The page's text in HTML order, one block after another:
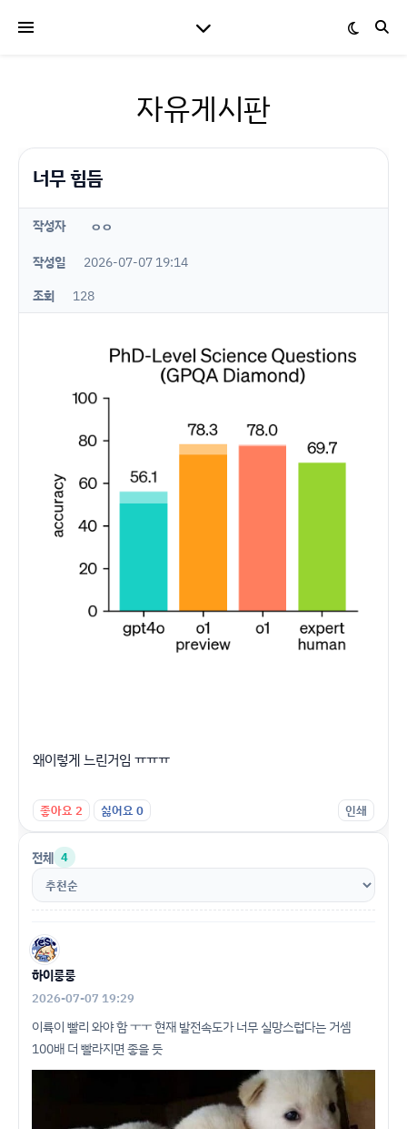
자유게시판
너무 힘듬
작성자 ㅇㅇ
작성일
2026-07-07 19:14
조회
128
왜이렇게 느린거임 ㅠㅠㅠ
좋아요2 싫어요0 인쇄
전체 4
하이룽룽
2026-07-07 19:29
이륙이 빨리 와야 함 ㅜㅜ 현재 발전속도가 너무 실망스럽다는 거셈
100배 더 빨라지면 좋을 듯